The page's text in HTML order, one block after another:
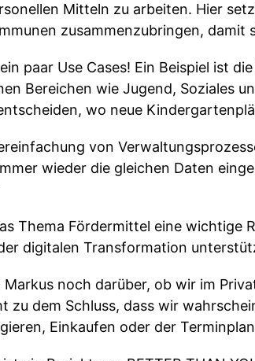
Mitteln zu arbeiten. Hier
zusammenzubringen, damit
paar Use Cases! Ein Beispiel ist
Bereichen wie Jugend, Soziales
wo neue
von
wieder die gleichen Daten
Thema Fördermittel eine wichtige
digitalen Transformation
Markus noch darüber, ob wir im
zu dem Schluss, dass wir
Einkaufen oder der